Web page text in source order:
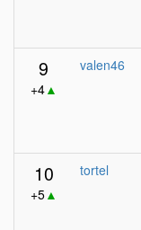
9
+4▲
valen46
10
+5▲
tortel